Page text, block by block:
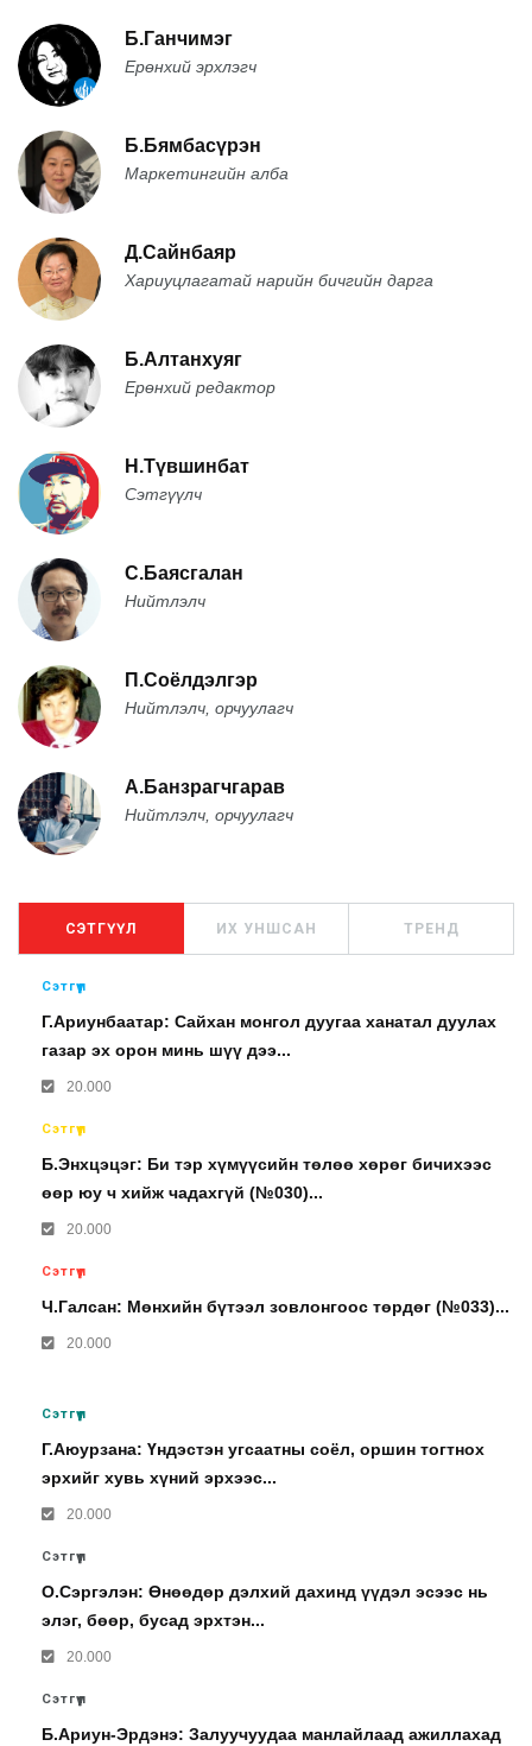
Б.Ганчимэг
Ерөнхий эрхлэгч
Б.Бямбасүрэн
Маркетингийн алба
Д.Сайнбаяр
Хариуцлагатай нарийн бичгийн дарга
Б.Алтанхуяг
Ерөнхий редактор
Н.Түвшинбат
Сэтгүүлч
С.Баясгалан
Нийтлэлч
П.Соёлдэлгэр
Нийтлэлч, орчуулагч
А.Банзрагчгарав
Нийтлэлч, орчуулагч
СЭТГҮҮЛ ИХ УНШСАН ТРЕНД
Сэтгүүл
Г.Ариунбаатар: Сайхан монгол дуугаа ханатал дуулах
газар эх орон минь шүү дээ...
20.000
Сэтгүүл
Б.Энхцэцэг: Би тэр хүмүүсийн төлөө хөрөг бичихээс
өөр юу ч хийж чадахгүй (№030)...
20.000
Сэтгүүл
Ч.Галсан: Мөнхийн бүтээл зовлонгоос төрдөг (№033)...
20.000
Сэтгүүл
Г.Аюурзана: Үндэстэн угсаатны соёл, оршин тогтнох
эрхийг хувь хүний эрхээс...
20.000
Сэтгүүл
О.Сэргэлэн: Өнөөдөр дэлхий дахинд үүдэл эсээс нь
элэг, бөөр, бусад эрхтэн...
20.000
Сэтгүүл
Б.Ариун-Эрдэнэ: Залуучуудаа манлайлаад ажиллахад